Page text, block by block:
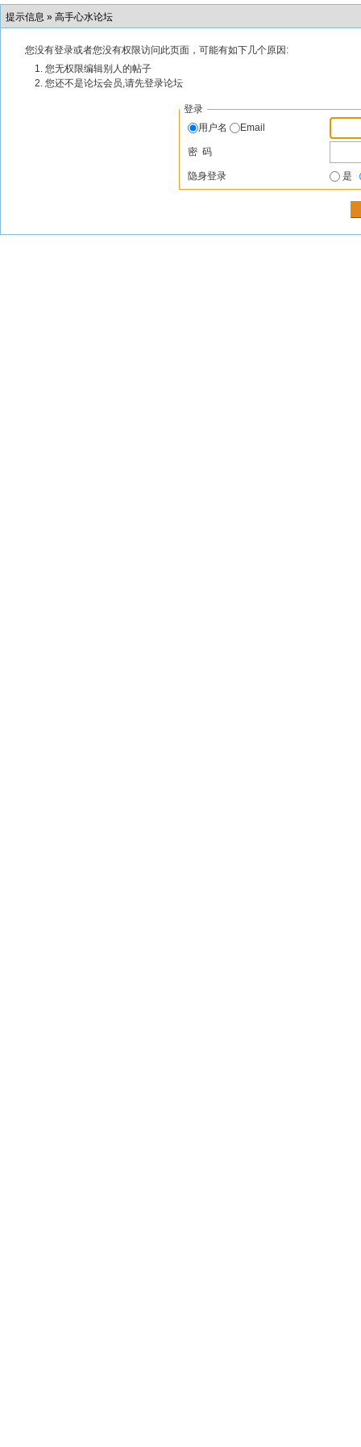
提示信息 » 高手心水论坛
您没有登录或者您没有权限访问此页面，可能有如下几个原因:
您无权限编辑别人的帖子
您还不是论坛会员,请先登录论坛
登录
用户名
Email
密 码
隐身登录 是